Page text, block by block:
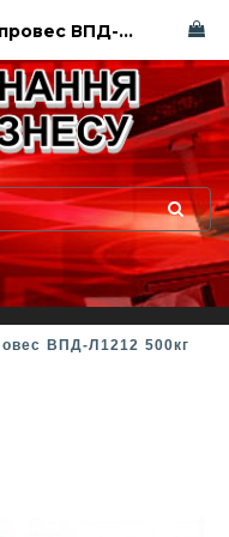
ВПД-Л1212 500кг
Весы платформенные Днепровес ВПД-Л1212 500кг